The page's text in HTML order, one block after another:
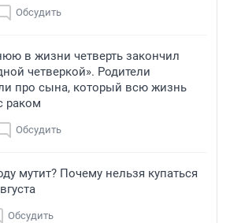
Обсудить
в жизни четверть закончил
четверкой». Родители
про сына, который всю жизнь
раком
Обсудить
мутит? Почему нельзя купаться
Обсудить